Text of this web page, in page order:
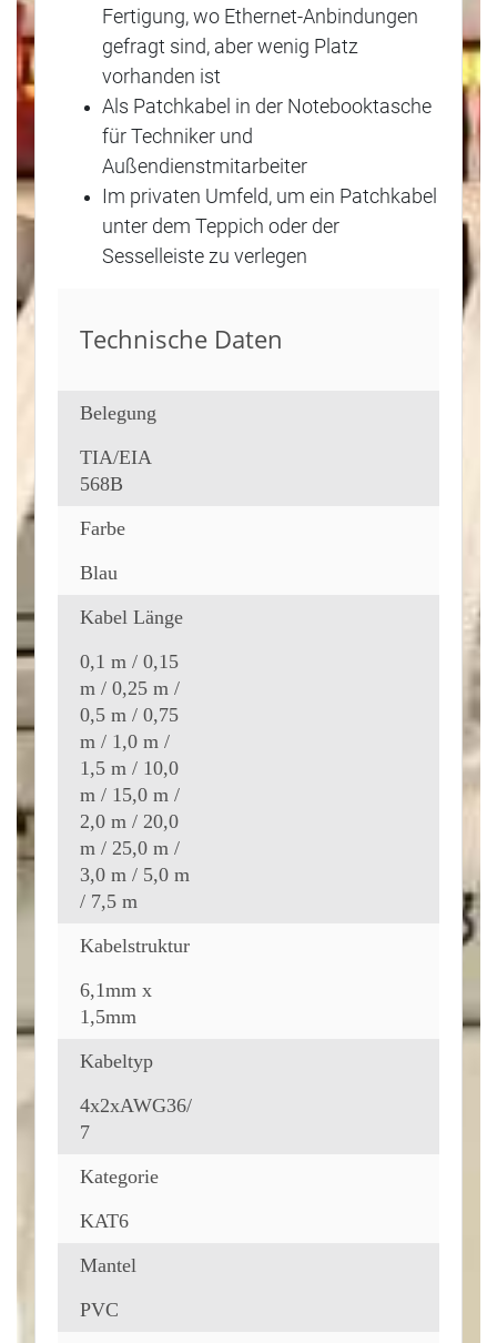
Fertigung, wo Ethernet-Anbindungen
gefragt sind, aber wenig Platz
vorhanden ist
Als Patchkabel in der Notebooktasche
für Techniker und
Außendienstmitarbeiter
Im privaten Umfeld, um ein Patchkabel
unter dem Teppich oder der
Sesselleiste zu verlegen
Technische Daten
Belegung
TIA/EIA
568B
Farbe
Blau
Kabel Länge
0,1 m / 0,15
m / 0,25 m /
0,5 m / 0,75
m / 1,0 m /
1,5 m / 10,0
m / 15,0 m /
2,0 m / 20,0
m / 25,0 m /
3,0 m / 5,0 m
/ 7,5 m
Kabelstruktur
6,1mm x
1,5mm
Kabeltyp
4x2xAWG36/
7
Kategorie
KAT6
Mantel
PVC